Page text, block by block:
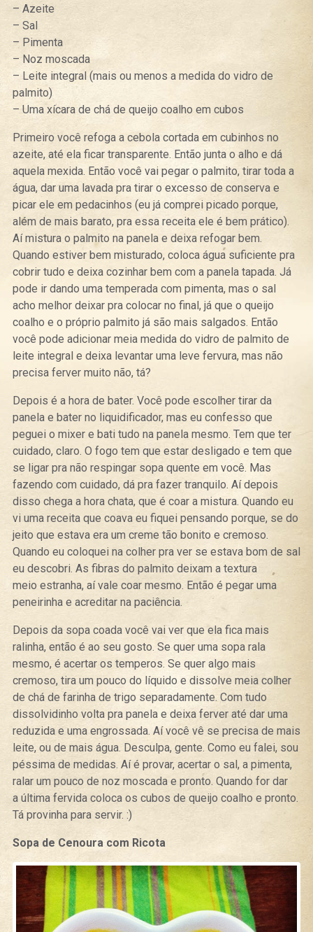
– Azeite
– Sal
– Pimenta
– Noz moscada
– Leite integral (mais ou menos a medida do vidro de
palmito)
– Uma xícara de chá de queijo coalho em cubos
Primeiro você refoga a cebola cortada em cubinhos no
azeite, até ela ficar transparente. Então junta o alho e dá
aquela mexida. Então você vai pegar o palmito, tirar toda a
água, dar uma lavada pra tirar o excesso de conserva e
picar ele em pedacinhos (eu já comprei picado porque,
além de mais barato, pra essa receita ele é bem prático).
Aí mistura o palmito na panela e deixa refogar bem.
Quando estiver bem misturado, coloca água suficiente pra
cobrir tudo e deixa cozinhar bem com a panela tapada. Já
pode ir dando uma temperada com pimenta, mas o sal
acho melhor deixar pra colocar no final, já que o queijo
coalho e o próprio palmito já são mais salgados. Então
você pode adicionar meia medida do vidro de palmito de
leite integral e deixa levantar uma leve fervura, mas não
precisa ferver muito não, tá?
Depois é a hora de bater. Você pode escolher tirar da
panela e bater no liquidificador, mas eu confesso que
peguei o mixer e bati tudo na panela mesmo. Tem que ter
cuidado, claro. O fogo tem que estar desligado e tem que
se ligar pra não respingar sopa quente em você. Mas
fazendo com cuidado, dá pra fazer tranquilo. Aí depois
disso chega a hora chata, que é coar a mistura. Quando eu
vi uma receita que coava eu fiquei pensando porque, se do
jeito que estava era um creme tão bonito e cremoso.
Quando eu coloquei na colher pra ver se estava bom de sal
eu descobri. As fibras do palmito deixam a textura
meio estranha, aí vale coar mesmo. Então é pegar uma
peneirinha e acreditar na paciência.
Depois da sopa coada você vai ver que ela fica mais
ralinha, então é ao seu gosto. Se quer uma sopa rala
mesmo, é acertar os temperos. Se quer algo mais
cremoso, tira um pouco do líquido e dissolve meia colher
de chá de farinha de trigo separadamente. Com tudo
dissolvidinho volta pra panela e deixa ferver até dar uma
reduzida e uma engrossada. Aí você vê se precisa de mais
leite, ou de mais água. Desculpa, gente. Como eu falei, sou
péssima de medidas. Aí é provar, acertar o sal, a pimenta,
ralar um pouco de noz moscada e pronto. Quando for dar
a última fervida coloca os cubos de queijo coalho e pronto.
Tá provinha para servir. :)
Sopa de Cenoura com Ricota